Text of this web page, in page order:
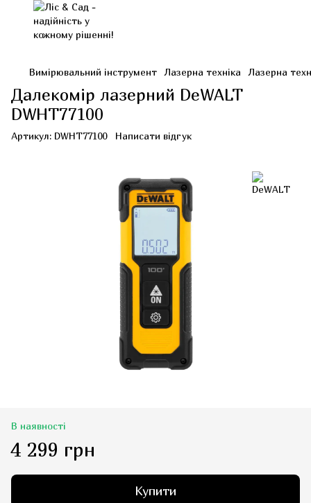
Вимірювальний інструмент Лазерна техніка Лазерна
Далекомір лазерний DeWALT
DWHT77100
Артикул: DWHT77100 Написати відгук
В наявності
4 299 грн
Купити